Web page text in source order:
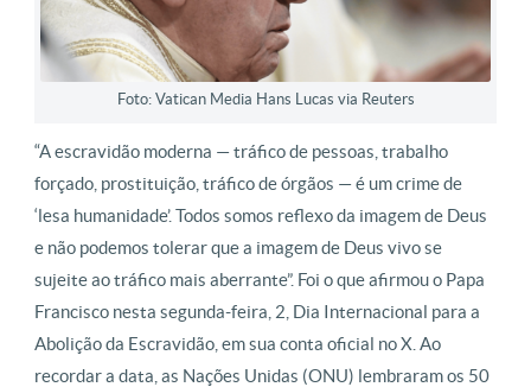
Foto: Vatican Media Hans Lucas via Reuters
“A escravidão moderna — tráfico de pessoas, trabalho
forçado, prostituição, tráfico de órgãos — é um crime de
‘lesa humanidade’. Todos somos reflexo da imagem de Deus
e não podemos tolerar que a imagem de Deus vivo se
sujeite ao tráfico mais aberrante”. Foi o que afirmou o Papa
Francisco nesta segunda-feira, 2, Dia Internacional para a
Abolição da Escravidão, em sua conta oficial no X. Ao
recordar a data, as Nações Unidas (ONU) lembraram os 50